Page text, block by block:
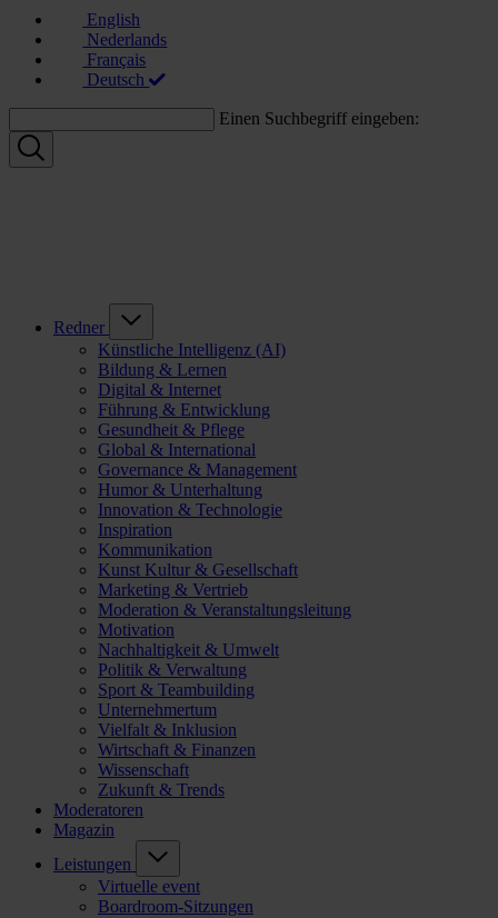
English
Nederlands
Français
Deutsch
Einen Suchbegriff eingeben:
Redner
Künstliche Intelligenz (AI)
Bildung & Lernen
Digital & Internet
Führung & Entwicklung
Gesundheit & Pflege
Global & International
Governance & Management
Humor & Unterhaltung
Innovation & Technologie
Inspiration
Kommunikation
Kunst Kultur & Gesellschaft
Marketing & Vertrieb
Moderation & Veranstaltungsleitung
Motivation
Nachhaltigkeit & Umwelt
Politik & Verwaltung
Sport & Teambuilding
Unternehmertum
Vielfalt & Inklusion
Wirtschaft & Finanzen
Wissenschaft
Zukunft & Trends
Moderatoren
Magazin
Leistungen
Virtuelle event
Boardroom-Sitzungen